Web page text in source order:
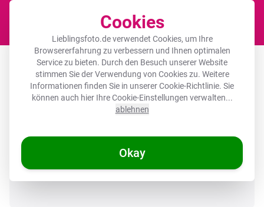
Cookies
Lieblingsfoto.de verwendet Cookies, um Ihre
Browsererfahrung zu verbessern und Ihnen optimalen
Service zu bieten. Durch den Besuch unserer Website
stimmen Sie der Verwendung von Cookies zu. Weitere
Informationen finden Sie in unsererCookie-Richtlinie. Sie
können auch hier Ihre Cookie-Einstellungen verwalten...
ablehnen
Okay
Leinwandbild - Leuchtturm - Felsen -
Meer - Wellen
🌞 SOMMERDEALS